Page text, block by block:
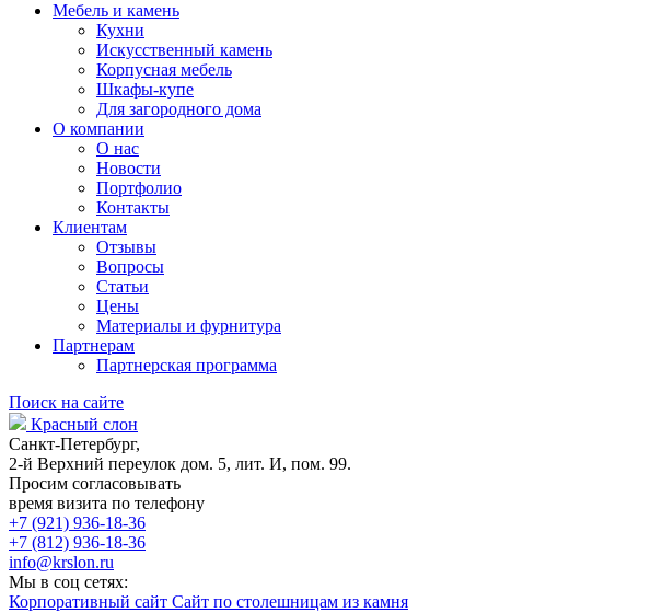
Мебель и камень
Кухни
Искусственный камень
Корпусная мебель
Шкафы-купе
Для загородного дома
О компании
О нас
Новости
Портфолио
Контакты
Клиентам
Отзывы
Вопросы
Статьи
Цены
Материалы и фурнитура
Партнерам
Партнерская программа
Поиск на сайте
Красный слон
Санкт-Петербург,
2-й Верхний переулок дом. 5, лит. И, пом. 99.
Просим согласовывать
время визита по телефону
+7 (921) 936-18-36
+7 (812) 936-18-36
info@krslon.ru
Мы в соц сетях:
Корпоративный сайт Сайт по столешницам из камня